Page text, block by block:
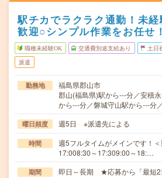
駅チカでラクラク通勤！未
歓迎○シンプル作業をお任せ！
職種未経験OK 交通費別途支給あり 土日
派遣
勤務地
福島県郡山市
郡山(福島県)駅から---分／安積
から---分／磐城守山駅から---分
曜日頻度 週5日 ※派遣先による
時間
週5フルタイムがメインです！
17:008:30～17:309:00～18:…
期間
即日～長期 ★応募から「最短2